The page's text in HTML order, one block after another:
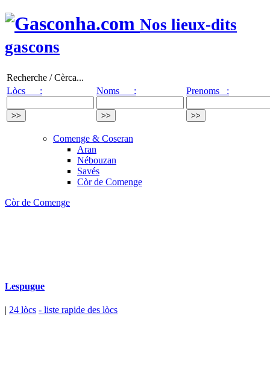
Nos lieux-dits
gascons
Recherche / Cèrca...
Lòcs :
Noms : Prenoms :
Comenge & Coseran
Aran
Nébouzan
Savés
Còr de Comenge
Còr de Comenge
Lespugue
| 24 lòcs - liste rapide des lòcs